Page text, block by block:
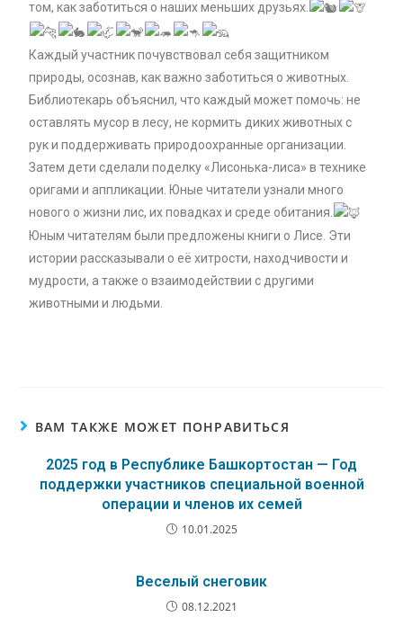
том, как заботиться о наших меньших друзьях.
Каждый участник почувствовал себя защитником
природы, осознав, как важно заботиться о животных.
Библиотекарь объяснил, что каждый может помочь: не
оставлять мусор в лесу, не кормить диких животных с
рук и поддерживать природоохранные организации.
Затем дети сделали поделку «Лисонька-лиса» в технике
оригами и аппликации. Юные читатели узнали много
нового о жизни лис, их повадках и среде обитания.
Юным читателям были предложены книги о Лисе. Эти
истории рассказывали о её хитрости, находчивости и
мудрости, а также о взаимодействии с другими
животными и людьми.
ВАМ ТАКЖЕ МОЖЕТ ПОНРАВИТЬСЯ
2025 год в Республике Башкортостан — Год
поддержки участников специальной военной
операции и членов их семей
10.01.2025
Веселый снеговик
08.12.2021